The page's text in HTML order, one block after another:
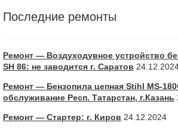
Последние ремонты
Ремонт — Воздуходувное устройство
SH 86: не заводится г. Саратов
Ремонт — Бензопила цепная Stihl MS-
обслуживание Респ. Татарстан, г.Казань
Ремонт — Стартер: г. Киров 24.12.2024